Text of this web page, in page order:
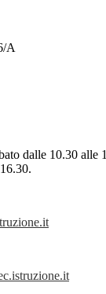
A
dalle 10.30 alle